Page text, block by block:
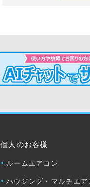
個人のお客様
ルームエアコン
ハウジング・マルチエア